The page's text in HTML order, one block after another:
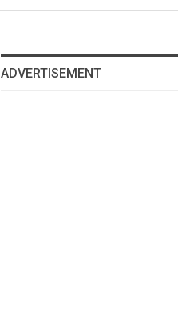
ADVERTISEMENT